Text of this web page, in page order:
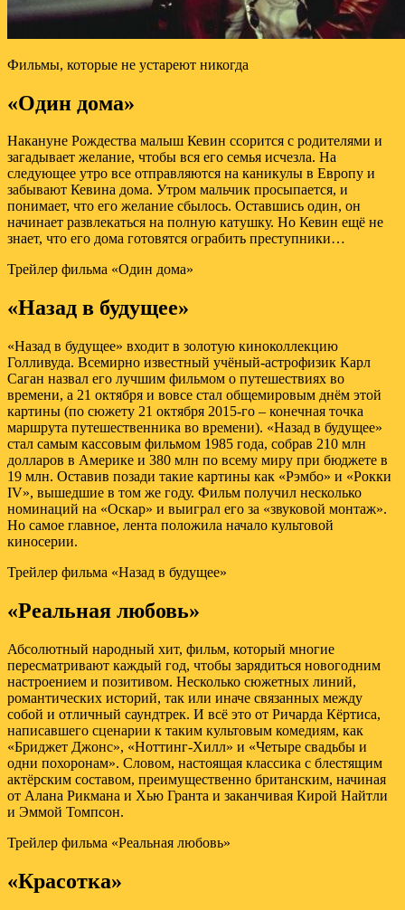
Фильмы, которые не устареют никогда
«Один дома»
Накануне Рождества малыш Кевин ссорится с родителями и
загадывает желание, чтобы вся его семья исчезла. На
следующее утро все отправляются на каникулы в Европу и
забывают Кевина дома. Утром мальчик просыпается, и
понимает, что его желание сбылось. Оставшись один, он
начинает развлекаться на полную катушку. Но Кевин ещё не
знает, что его дома готовятся ограбить преступники…
Трейлер фильма «Один дома»
«Назад в будущее»
«Назад в будущее» входит в золотую киноколлекцию
Голливуда. Всемирно известный учёный-астрофизик Карл
Саган назвал его лучшим фильмом о путешествиях во
времени, а 21 октября и вовсе стал общемировым днём этой
картины (по сюжету 21 октября 2015-го – конечная точка
маршрута путешественника во времени). «Назад в будущее»
стал самым кассовым фильмом 1985 года, собрав 210 млн
долларов в Америке и 380 млн по всему миру при бюджете в
19 млн. Оставив позади такие картины как «Рэмбо» и «Рокки
IV», вышедшие в том же году. Фильм получил несколько
номинаций на «Оскар» и выиграл его за «звуковой монтаж».
Но самое главное, лента положила начало культовой
киносерии.
Трейлер фильма «Назад в будущее»
«Реальная любовь»
Абсолютный народный хит, фильм, который многие
пересматривают каждый год, чтобы зарядиться новогодним
настроением и позитивом. Несколько сюжетных линий,
романтических историй, так или иначе связанных между
собой и отличный саундтрек. И всё это от Ричарда Кёртиса,
написавшего сценарии к таким культовым комедиям, как
«Бриджет Джонс», «Ноттинг-Хилл» и «Четыре свадьбы и
одни похоронам». Словом, настоящая классика с блестящим
актёрским составом, преимущественно британским, начиная
от Алана Рикмана и Хью Гранта и заканчивая Кирой Найтли
и Эммой Томпсон.
Трейлер фильма «Реальная любовь»
«Красотка»